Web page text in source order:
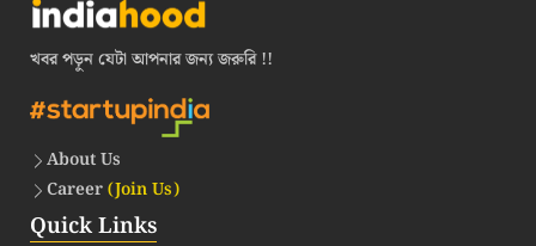
খবর পড়ুন যেটা আপনার জন্য জরুরি !!
About Us
Career(Join Us)
Quick Links